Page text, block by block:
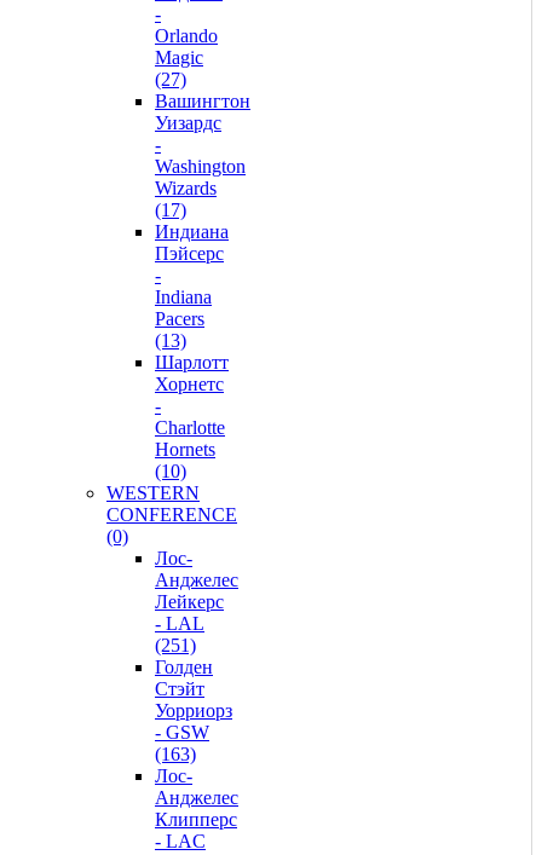
-
Orlando
Magic
(27)
Вашингтон
Уизардс
-
Washington
Wizards
(17)
Индиана
Пэйсерс
-
Indiana
Pacers
(13)
Шарлотт
Хорнетс
-
Charlotte
Hornets
(10)
WESTERN
CONFERENCE
(0)
Лос-
Анджелес
Лейкерс
- LAL
(251)
Голден
Стэйт
Уорриорз
- GSW
(163)
Лос-
Анджелес
Клипперс
- LAC